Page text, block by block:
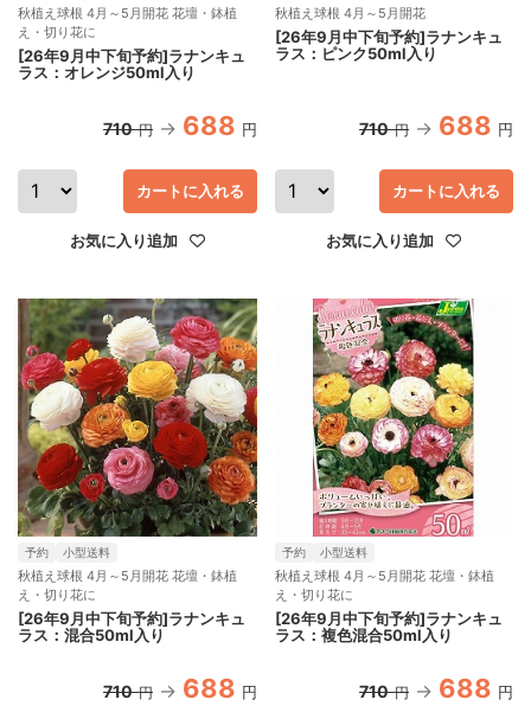
秋植え球根 4月～5月開花 花壇・鉢植
え・切り花に
[26年9月中下旬予約]ラナンキュ
ラス：オレンジ50ml入り
710 円 688 円
お気に入り追加
カートに入れる
秋植え球根 4月～5月開花
[26年9月中下旬予約]ラナンキュ
ラス：ピンク50ml入り
710 円 688 円
お気に入り追加
カートに入れる
予約 小型送料
秋植え球根 4月～5月開花 花壇・鉢植
え・切り花に
[26年9月中下旬予約]ラナンキュ
ラス：混合50ml入り
710 円 688 円
予約 小型送料
秋植え球根 4月～5月開花 花壇・鉢植
え・切り花に
[26年9月中下旬予約]ラナンキュ
ラス：複色混合50ml入り
710 円 688 円